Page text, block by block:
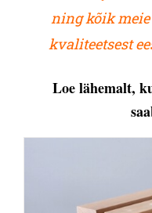
ning kõik
kvaliteetsest
Loe lähemalt,